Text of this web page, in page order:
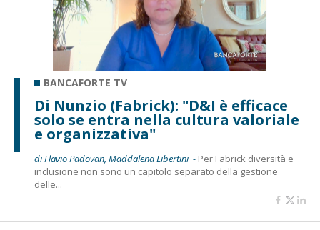
BANCAFORTE TV
Di Nunzio (Fabrick): "D&I è efficace
solo se entra nella cultura valoriale
e organizzativa"
di Flavio Padovan, Maddalena Libertini - Per Fabrick diversità e
inclusione non sono un capitolo separato della gestione
delle...